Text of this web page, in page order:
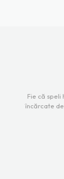
Fie că
încărcate